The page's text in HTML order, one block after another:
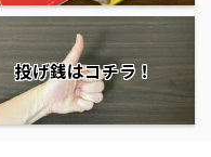
投げ銭はコチラ！